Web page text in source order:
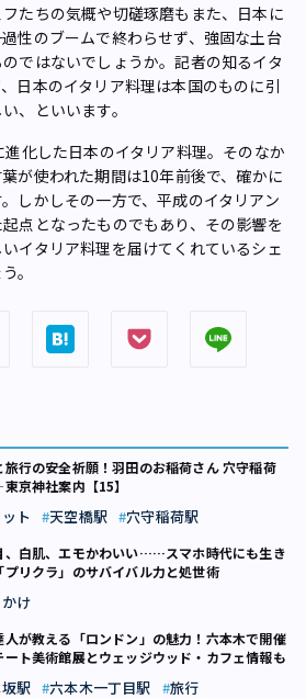
たちの気概や切磋琢磨もまた、日本に
性のブームで終わらせず、強固な土台
ではないでしょうか。記者の知るイタ
日本のイタリア料理は本国のものに引
、といいます。
化した日本のイタリア料理。そのなか
が使われた期間は10年前後で、確かに
しかしその一方で、平成のイタリアン
点となったものでもあり、その影響を
イタリア料理を届けてくれているシェ
。
旅行の安全祈願！羽田のお稲荷さん 穴守稲荷
京神社案内【15】
ト 天空橋駅 穴守稲荷駅
、白肌、エモかわいい……スマホ時代にも生き
プリクラ」のサバイバル力と処世術
け
人が教える「ロンドン」の魅力！六本木で開催
ート美術館展とウェッジウッド・カフェ情報も
駅 六本木一丁目駅 旅行